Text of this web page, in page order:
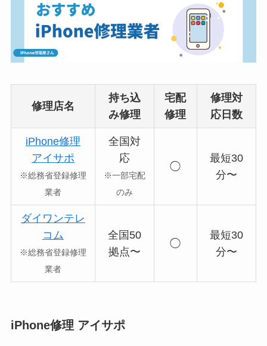
修理店名
持ち込
み修理
宅配
修理
修理対
応日数
iPhone修理
アイサポ
※総務省登録修理
業者
全国対
応
※一部宅配
のみ
◯
最短30
分〜
ダイワンテレ
コム
※総務省登録修理
業者
全国50
拠点〜
◯
最短30
分〜
iPhone修理 アイサポ